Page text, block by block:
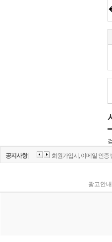
공지사항 | 회원가입시, 이메일 인증
광고안내